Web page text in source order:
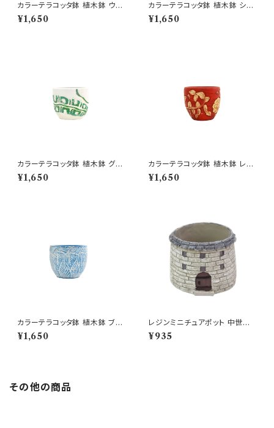
カラーテラコッタ鉢 植木鉢 ウェ
¥1,650
カラーテラコッタ鉢 植木鉢 シェ
ーンSSS 4号 おしゃれ
¥1,650
カラーテラコッタ鉢 植木鉢 グリ
¥1,650
カラーテラコッタ鉢 植木鉢 レッ
ドSSS 4号 おしゃれ
¥1,650
カラーテラコッタ鉢 植木鉢 ブル
¥1,650
レジンミニチュアポット 中世の
塔 GY 櫓 鐘楼 多肉 鉢
¥935
その他の商品